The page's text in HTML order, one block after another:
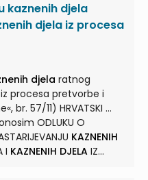
kaznenih djela
djela iz procesa
djela ratnog
iz procesa pretvorbe i
br. 57/11) HRVATSKI ...
ODLUKU O
KAZNENIH
I KAZNENIH DJELA IZ